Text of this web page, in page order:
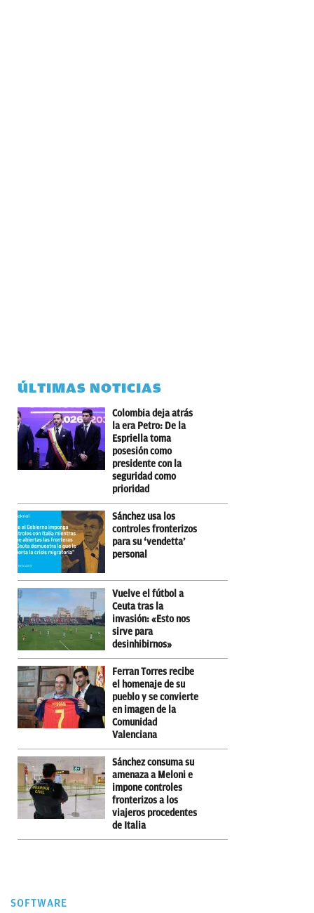
ÚLTIMAS NOTICIAS
Colombia deja atrás
la era Petro: De la
Espriella toma
posesión como
presidente con la
seguridad como
prioridad
Sánchez usa los
controles fronterizos
para su ‘vendetta’
personal
Vuelve el fútbol a
Ceuta tras la
invasión: «Esto nos
sirve para
desinhibirnos»
Ferran Torres recibe
el homenaje de su
pueblo y se convierte
en imagen de la
Comunidad
Valenciana
Sánchez consuma su
amenaza a Meloni e
impone controles
fronterizos a los
viajeros procedentes
de Italia
SOFTWARE